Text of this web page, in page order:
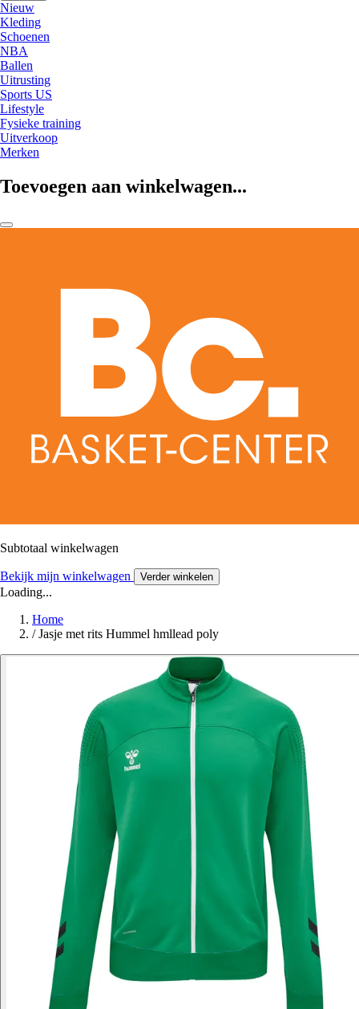
Nieuw
Kleding
Schoenen
NBA
Ballen
Uitrusting
Sports US
Lifestyle
Fysieke training
Uitverkoop
Merken
Toevoegen aan winkelwagen...
Subtotaal winkelwagen
Bekijk mijn winkelwagen Verder winkelen
Loading...
Home
/ Jasje met rits Hummel hmllead poly